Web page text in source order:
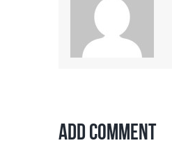
Add Comment